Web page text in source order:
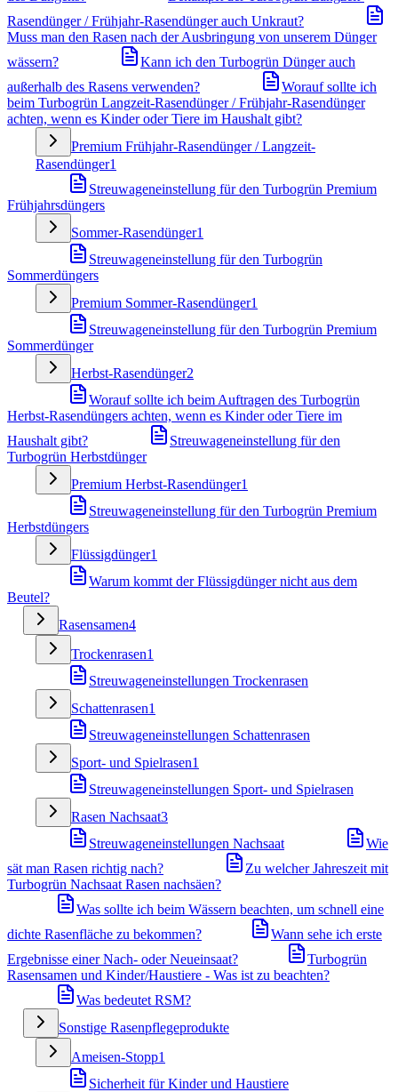
Rasendünger / Frühjahr-Rasendünger auch Unkraut?
Muss man den Rasen nach der Ausbringung von unserem Dünger
wässern?
Kann ich den Turbogrün Dünger auch
außerhalb des Rasens verwenden?
Worauf sollte ich
beim Turbogrün Langzeit-Rasendünger / Frühjahr-Rasendünger
achten, wenn es Kinder oder Tiere im Haushalt gibt?
Premium Frühjahr-Rasendünger / Langzeit-
Rasendünger1
Streuwageneinstellung für den Turbogrün Premium
Frühjahrsdüngers
Sommer-Rasendünger1
Streuwageneinstellung für den Turbogrün
Sommerdüngers
Premium Sommer-Rasendünger1
Streuwageneinstellung für den Turbogrün Premium
Sommerdünger
Herbst-Rasendünger2
Worauf sollte ich beim Auftragen des Turbogrün
Herbst-Rasendüngers achten, wenn es Kinder oder Tiere im
Haushalt gibt?
Streuwageneinstellung für den
Turbogrün Herbstdünger
Premium Herbst-Rasendünger1
Streuwageneinstellung für den Turbogrün Premium
Herbstdüngers
Flüssigdünger1
Warum kommt der Flüssigdünger nicht aus dem
Beutel?
Rasensamen4
Trockenrasen1
Streuwageneinstellungen Trockenrasen
Schattenrasen1
Streuwageneinstellungen Schattenrasen
Sport- und Spielrasen1
Streuwageneinstellungen Sport- und Spielrasen
Rasen Nachsaat3
Streuwageneinstellungen Nachsaat
Wie
sät man Rasen richtig nach?
Zu welcher Jahreszeit mit
Turbogrün Nachsaat Rasen nachsäen?
Was sollte ich beim Wässern beachten, um schnell eine
dichte Rasenfläche zu bekommen?
Wann sehe ich erste
Ergebnisse einer Nach- oder Neueinsaat?
Turbogrün
Rasensamen und Kinder/Haustiere - Was ist zu beachten?
Was bedeutet RSM?
Sonstige Rasenpflegeprodukte
Ameisen-Stopp1
Sicherheit für Kinder und Haustiere